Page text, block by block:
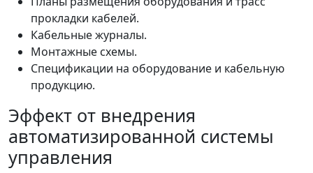
прокладки кабелей.
Кабельные журналы.
Монтажные схемы.
Спецификации на оборудование и кабельную
продукцию.
Эффект от внедрения
автоматизированной системы
управления